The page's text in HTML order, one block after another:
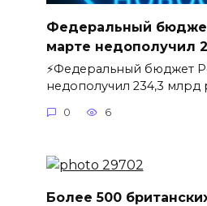
Федеральный
марте недополучил
⚡️Федеральный бюджет
недополучил 234,3 млрд
0 6
Более 500